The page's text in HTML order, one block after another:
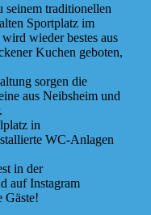
traditionellen
Sportplatz im
wieder bestes aus
Kuchen geboten,
sorgen die
aus Neibsheim und
in
WC-Anlagen
in der
auf Instagram
Gäste!